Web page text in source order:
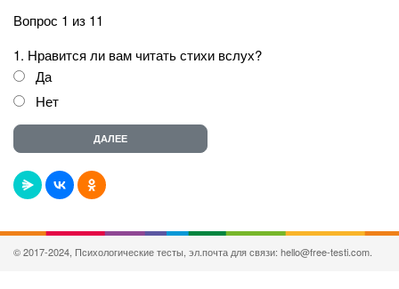
Вопрос 1 из 11
1. Нравится ли вам читать стихи вслух?
Да
Нет
© 2017-2024, Психологические тесты, эл.почта для связи: hello@free-testi.com.